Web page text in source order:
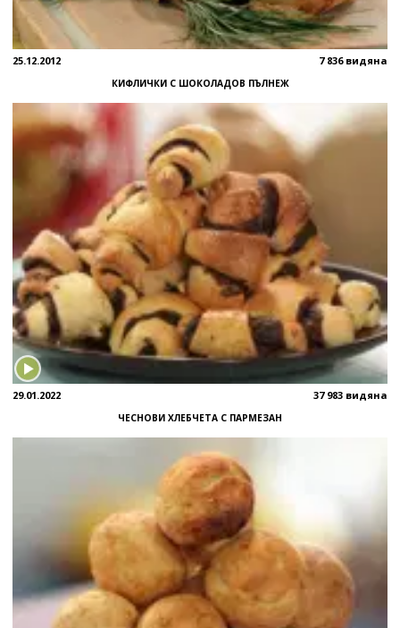
25.12.2012 7 836 видяна
КИФЛИЧКИ С ШОКОЛАДОВ ПЪЛНЕЖ
29.01.2022 37 983 видяна
ЧЕСНОВИ ХЛЕБЧЕТА С ПАРМЕЗАН